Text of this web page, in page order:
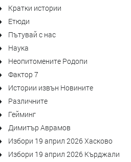
Кратки истории
Етюди
Пътувай с нас
Наука
Неопитомените Родопи
Фактор 7
Истории извън Новините
Различните
Гейминг
Димитър Аврамов
Избори 19 април 2026 Хасково
Избори 19 април 2026 Кърджали